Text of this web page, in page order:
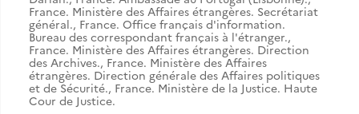
France. Ministère des Affaires étrangères. Secrétariat
général., France. Office français d'information.
Bureau des correspondant français à l'étranger.,
France. Ministère des Affaires étrangères. Direction
des Archives., France. Ministère des Affaires
étrangères. Direction générale des Affaires politiques
et de Sécurité., France. Ministère de la Justice. Haute
Cour de Justice.